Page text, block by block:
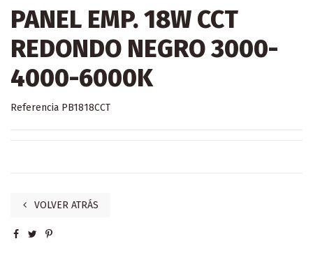
PANEL EMP. 18W CCT
REDONDO NEGRO 3000-
4000-6000K
Referencia PB1818CCT
VOLVER ATRÁS